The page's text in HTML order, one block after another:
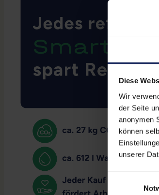
Diese
Wir
der Seite
anonymen
können
unserer